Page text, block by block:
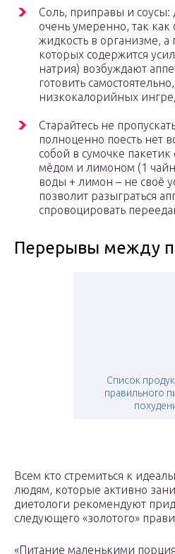
Соль, приправы и соусы:
очень умеренно, так как
жидкость в организме,
которых содержится
натрия) возбуждают
готовить
низкокалорийных
Старайтесь не
полноценно поесть нет
собой в сумочке пакетик
мёдом и лимоном (1
воды + лимон – не своё
позволит разыграться
спровоцировать
Перерывы между
Список
правильного
Всем кто стремиться к
людям, которые активно
диетологи рекомендуют
следующего «золотого»
«Питание маленькими